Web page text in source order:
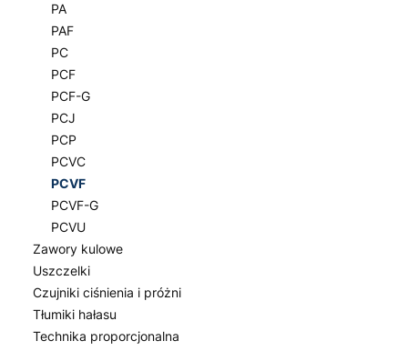
PA
PAF
PC
PCF
PCF-G
PCJ
PCP
PCVC
PCVF
PCVF-G
PCVU
Zawory kulowe
Uszczelki
Czujniki ciśnienia i próżni
Tłumiki hałasu
Technika proporcjonalna